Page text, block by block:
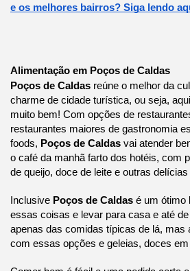
e os melhores bairros? Siga lendo
Alimentação em Poços de Caldas
Poços de Caldas reúne o melhor da
charme de cidade turística, ou seja,
muito bem! Com opções de
restaurantes maiores de gastronomia
foods, Poços de Caldas vai atender
o café da manhã farto dos hotéis, com
de queijo, doce de leite e outras
Inclusive Poços de Caldas é um ótimo
essas coisas e levar para casa e até
apenas das comidas típicas de lá, mas
com essas opções e geleias, doces